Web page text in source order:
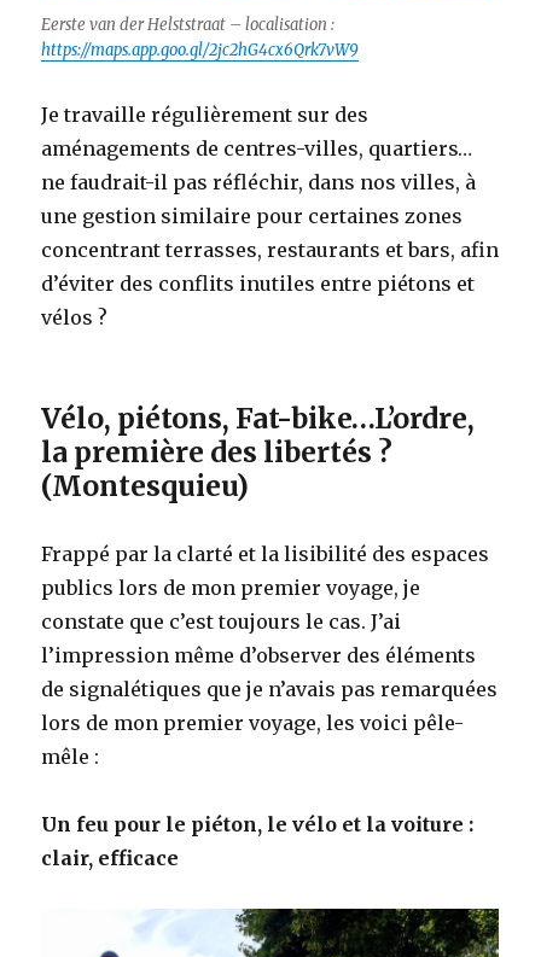
Eerste van der Helststraat – localisation :
https://maps.app.goo.gl/2jc2hG4cx6Qrk7vW9
Je travaille régulièrement sur des
aménagements de centres-villes, quartiers…
ne faudrait-il pas réfléchir, dans nos villes, à
une gestion similaire pour certaines zones
concentrant terrasses, restaurants et bars, afin
d’éviter des conflits inutiles entre piétons et
vélos ?
Vélo, piétons, Fat-bike…L’ordre,
la première des libertés ?
(Montesquieu)
Frappé par la clarté et la lisibilité des espaces
publics lors de mon premier voyage, je
constate que c’est toujours le cas. J’ai
l’impression même d’observer des éléments
de signalétiques que je n’avais pas remarquées
lors de mon premier voyage, les voici pêle-
mêle :
Un feu pour le piéton, le vélo et la voiture :
clair, efficace